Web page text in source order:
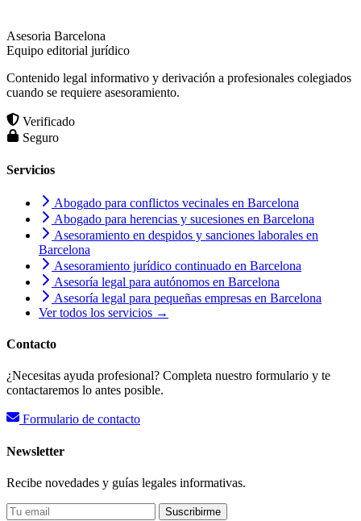
Asesoria Barcelona
Equipo editorial jurídico
Contenido legal informativo y derivación a profesionales colegiados
cuando se requiere asesoramiento.
Verificado
Seguro
Servicios
Abogado para conflictos vecinales en Barcelona
Abogado para herencias y sucesiones en Barcelona
Asesoramiento en despidos y sanciones laborales en
Barcelona
Asesoramiento jurídico continuado en Barcelona
Asesoría legal para autónomos en Barcelona
Asesoría legal para pequeñas empresas en Barcelona
Ver todos los servicios →
Contacto
¿Necesitas ayuda profesional? Completa nuestro formulario y te
contactaremos lo antes posible.
Formulario de contacto
Newsletter
Recibe novedades y guías legales informativas.
Suscribirme